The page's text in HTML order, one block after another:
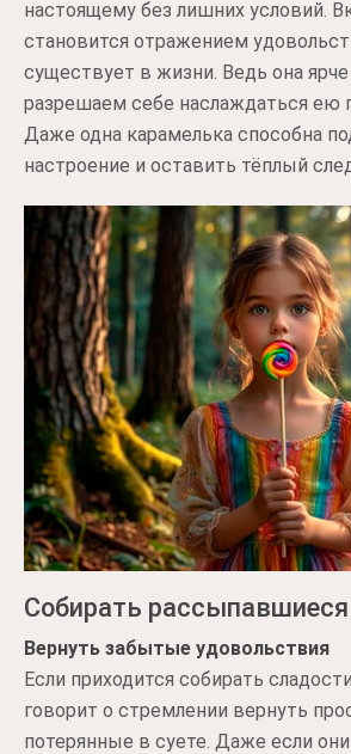
настоящему без лишних условий.
становится отражением
существует в жизни. Ведь она
разрешаем себе наслаждаться ею
Даже одна карамелька способна
настроение и оставить тёплый
Собирать
Вернуть забытые удовольствия
Если приходится собирать
говорит о стремлении вернуть
потерянные в суете. Даже если они